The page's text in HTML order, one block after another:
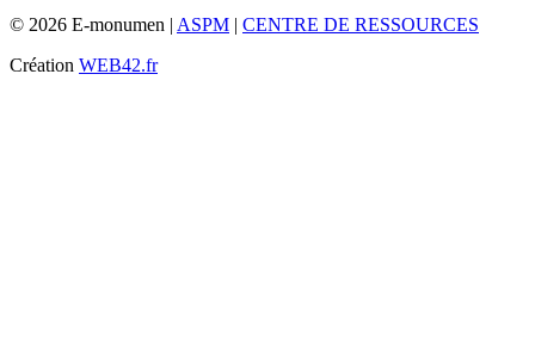
© 2026 E-monumen | ASPM | CENTRE DE RESSOURCES
Création WEB42.fr